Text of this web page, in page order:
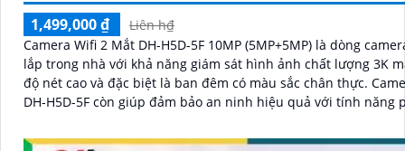
1,499,000 ₫
Liên h₫
Camera Wifi 2 Mắt DH-H5D-5F 10MP (5MP+5MP) là dòng
lắp trong nhà với khả năng giám sát hình ảnh chất lượng 3K
độ nét cao và đặc biệt là ban đêm có màu sắc chân thực.
DH-H5D-5F còn giúp đảm bảo an ninh hiệu quả với tính năng